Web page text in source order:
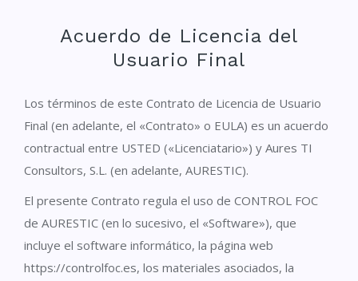
Acuerdo de Licencia del
Usuario Final
Los términos de este Contrato de Licencia de Usuario
Final (en adelante, el «Contrato» o EULA) es un acuerdo
contractual entre USTED («Licenciatario») y Aures TI
Consultors, S.L. (en adelante, AURESTIC).
El presente Contrato regula el uso de CONTROL FOC
de AURESTIC (en lo sucesivo, el «Software»), que
incluye el software informático, la página web
https://controlfoc.es, los materiales asociados, la